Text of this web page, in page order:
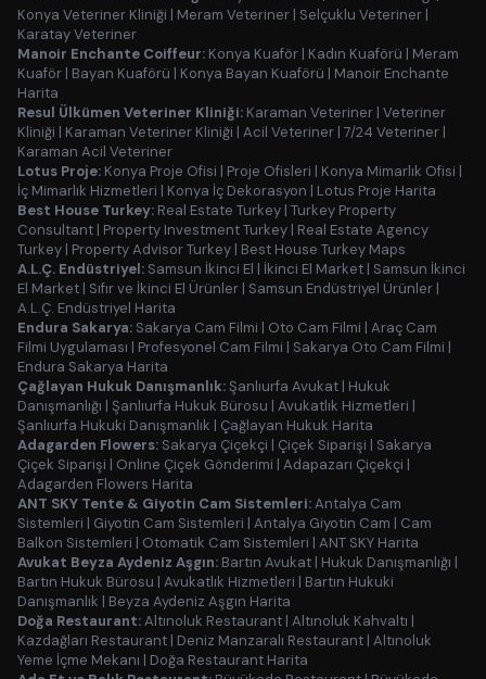
Konya Veteriner Kliniği | Meram Veteriner | Selçuklu Veteriner |
Karatay Veteriner
Manoir Enchante Coiffeur: Konya Kuaför | Kadın Kuaförü | Meram
Kuaför | Bayan Kuaförü | Konya Bayan Kuaförü | Manoir Enchante
Harita
Resul Ülkümen Veteriner Kliniği: Karaman Veteriner | Veteriner
Kliniği | Karaman Veteriner Kliniği | Acil Veteriner | 7/24 Veteriner |
Karaman Acil Veteriner
Lotus Proje: Konya Proje Ofisi | Proje Ofisleri | Konya Mimarlık Ofisi |
İç Mimarlık Hizmetleri | Konya İç Dekorasyon | Lotus Proje Harita
Best House Turkey: Real Estate Turkey | Turkey Property
Consultant | Property Investment Turkey | Real Estate Agency
Turkey | Property Advisor Turkey | Best House Turkey Maps
A.L.Ç. Endüstriyel: Samsun İkinci El | İkinci El Market | Samsun İkinci
El Market | Sıfır ve İkinci El Ürünler | Samsun Endüstriyel Ürünler |
A.L.Ç. Endüstriyel Harita
Endura Sakarya: Sakarya Cam Filmi | Oto Cam Filmi | Araç Cam
Filmi Uygulaması | Profesyonel Cam Filmi | Sakarya Oto Cam Filmi |
Endura Sakarya Harita
Çağlayan Hukuk Danışmanlık:Şanlıurfa Avukat | Hukuk
Danışmanlığı | Şanlıurfa Hukuk Bürosu | Avukatlık Hizmetleri |
Şanlıurfa Hukuki Danışmanlık | Çağlayan Hukuk Harita
Adagarden Flowers: Sakarya Çiçekçi | Çiçek Siparişi | Sakarya
Çiçek Siparişi | Online Çiçek Gönderimi | Adapazarı Çiçekçi |
Adagarden Flowers Harita
ANT SKY Tente & Giyotin Cam Sistemleri:Antalya Cam
Sistemleri | Giyotin Cam Sistemleri | Antalya Giyotin Cam | Cam
Balkon Sistemleri | Otomatik Cam Sistemleri | ANT SKY Harita
Avukat Beyza Aydeniz Aşgın: Bartın Avukat | Hukuk Danışmanlığı |
Bartın Hukuk Bürosu | Avukatlık Hizmetleri | Bartın Hukuki
Danışmanlık | Beyza Aydeniz Aşgın Harita
Doğa Restaurant:Altınoluk Restaurant | Altınoluk Kahvaltı |
Kazdağları Restaurant | Deniz Manzaralı Restaurant | Altınoluk
Yeme İçme Mekanı | Doğa Restaurant Harita